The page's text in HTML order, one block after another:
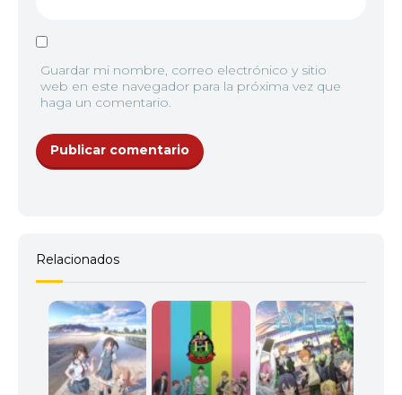
Guardar mi nombre, correo electrónico y sitio
web en este navegador para la próxima vez que
haga un comentario.
Relacionados